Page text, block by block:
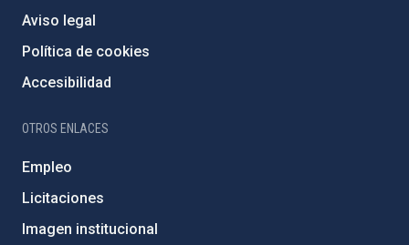
Aviso legal
Política de cookies
Accesibilidad
OTROS ENLACES
Empleo
Licitaciones
Imagen institucional